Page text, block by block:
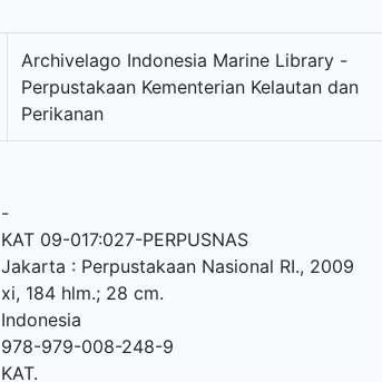
Archivelago Indonesia Marine Library -
Perpustakaan Kementerian Kelautan dan
Perikanan
-
KAT 09-017:027-PERPUSNAS
Jakarta : Perpustakaan Nasional RI., 2009
xi, 184 hlm.; 28 cm.
Indonesia
978-979-008-248-9
KAT.